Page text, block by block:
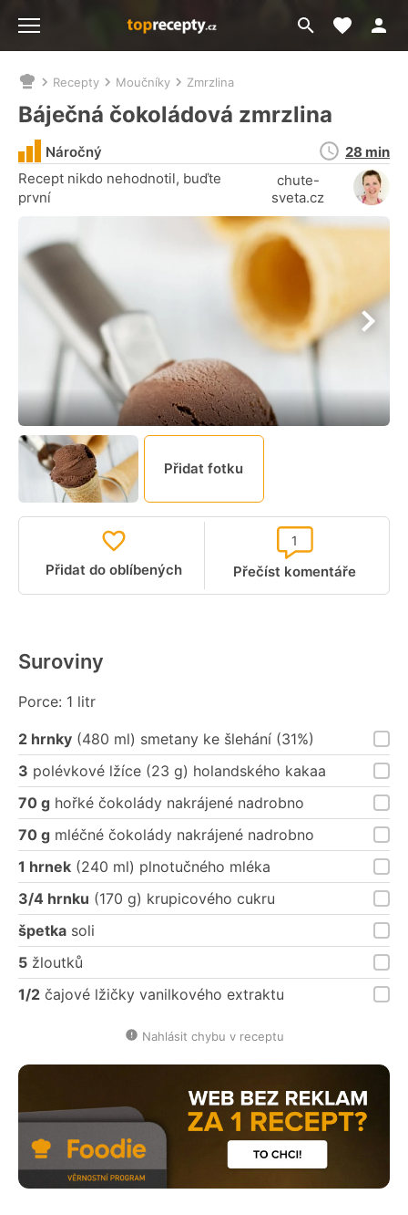
Přejít
na
Moje
Nacházíte
se
zde:
Recepty Moučníky Zmrzlina
Báječná čokoládová zmrzlina
Recept nikdo nehodnotil, buďte
první
chute-
sveta.cz
Náročný
Doba
přípravy
28 min
Přidat fotku
Přidat do oblíbených Přečíst komentáře
1
Suroviny
Porce: 1 litr
2 hrnky (480 ml) smetany ke šlehání (31%)
3 polévkové lžíce (23 g) holandského kakaa
70 g hořké čokolády nakrájené nadrobno
70 g mléčné čokolády nakrájené nadrobno
1 hrnek (240 ml) plnotučného mléka
3/4 hrnku (170 g) krupicového cukru
špetka soli
5 žloutků
1/2 čajové lžičky vanilkového extraktu
Nahlásit chybu v receptu